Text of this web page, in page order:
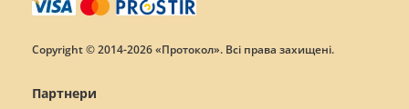
Copyright © 2014-2026 «Протокол». Всі права захищені.
Партнери